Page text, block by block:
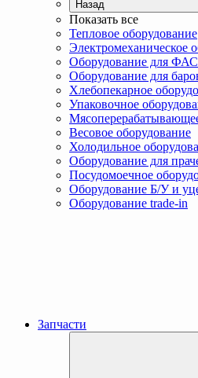
Назад
Показать все
Тепловое оборудование
Электромеханическое
Оборудование для
Оборудование для
Хлебопекарное
Упаковочное
Весовое оборудование
Холодильное
Оборудование для
Посудомоечное
Оборудование Б/У и
Оборудование trade-in
Запчасти